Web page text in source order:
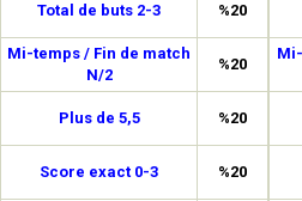
Total de buts 2-3 %20
Mi-temps / Fin de match
N/2
%20
Plus de 5,5 %20
Score exact 0-3 %20